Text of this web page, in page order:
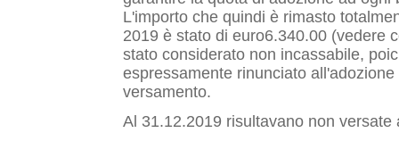
L'importo che quindi è rimasto
2019 è stato di euro6.340.00 (vedere
stato considerato non incassabile,
espressamente rinunciato
versamento.
Al 31.12.2019 risultavano non